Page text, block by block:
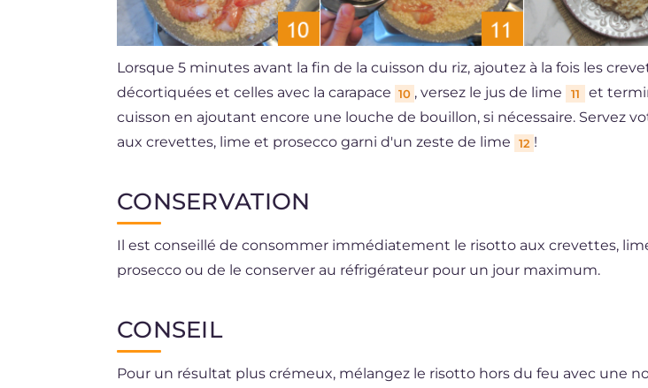
Lorsque 5 minutes avant la fin de la cuisson du riz, ajoutez à la fois les
décortiquées et celles avec la carapace 10 , versez le jus de lime 11
et
cuisson en ajoutant encore une louche de bouillon, si nécessaire. Servez
aux crevettes, lime et prosecco garni d'un zeste de lime
12 !
CONSERVATION
Il est conseillé de consommer immédiatement le risotto aux crevettes,
prosecco ou de le conserver au réfrigérateur pour un jour maximum.
CONSEIL
Pour un résultat plus crémeux, mélangez le risotto hors du feu avec une